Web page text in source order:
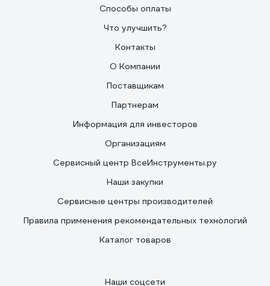
Способы оплаты
Что улучшить?
Контакты
О Компании
Поставщикам
Партнерам
Информация для инвесторов
Организациям
Сервисный центр ВсеИнструменты.ру
Наши закупки
Сервисные центры производителей
Правила применения рекомендательных технологий
Каталог товаров
Наши соцсети